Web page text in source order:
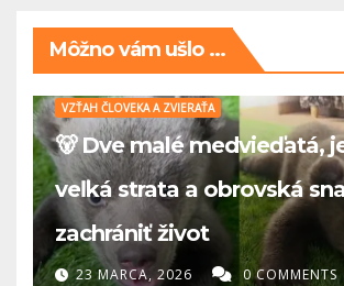
Môžno vám ušlo ...
VZŤAH ČLOVEKA A ZVIERAŤA
🐻 Dve malé medvieďatá,
veľká strata a obrovská
zachrániť život
23 MARCA, 2026 0 COMMENTS